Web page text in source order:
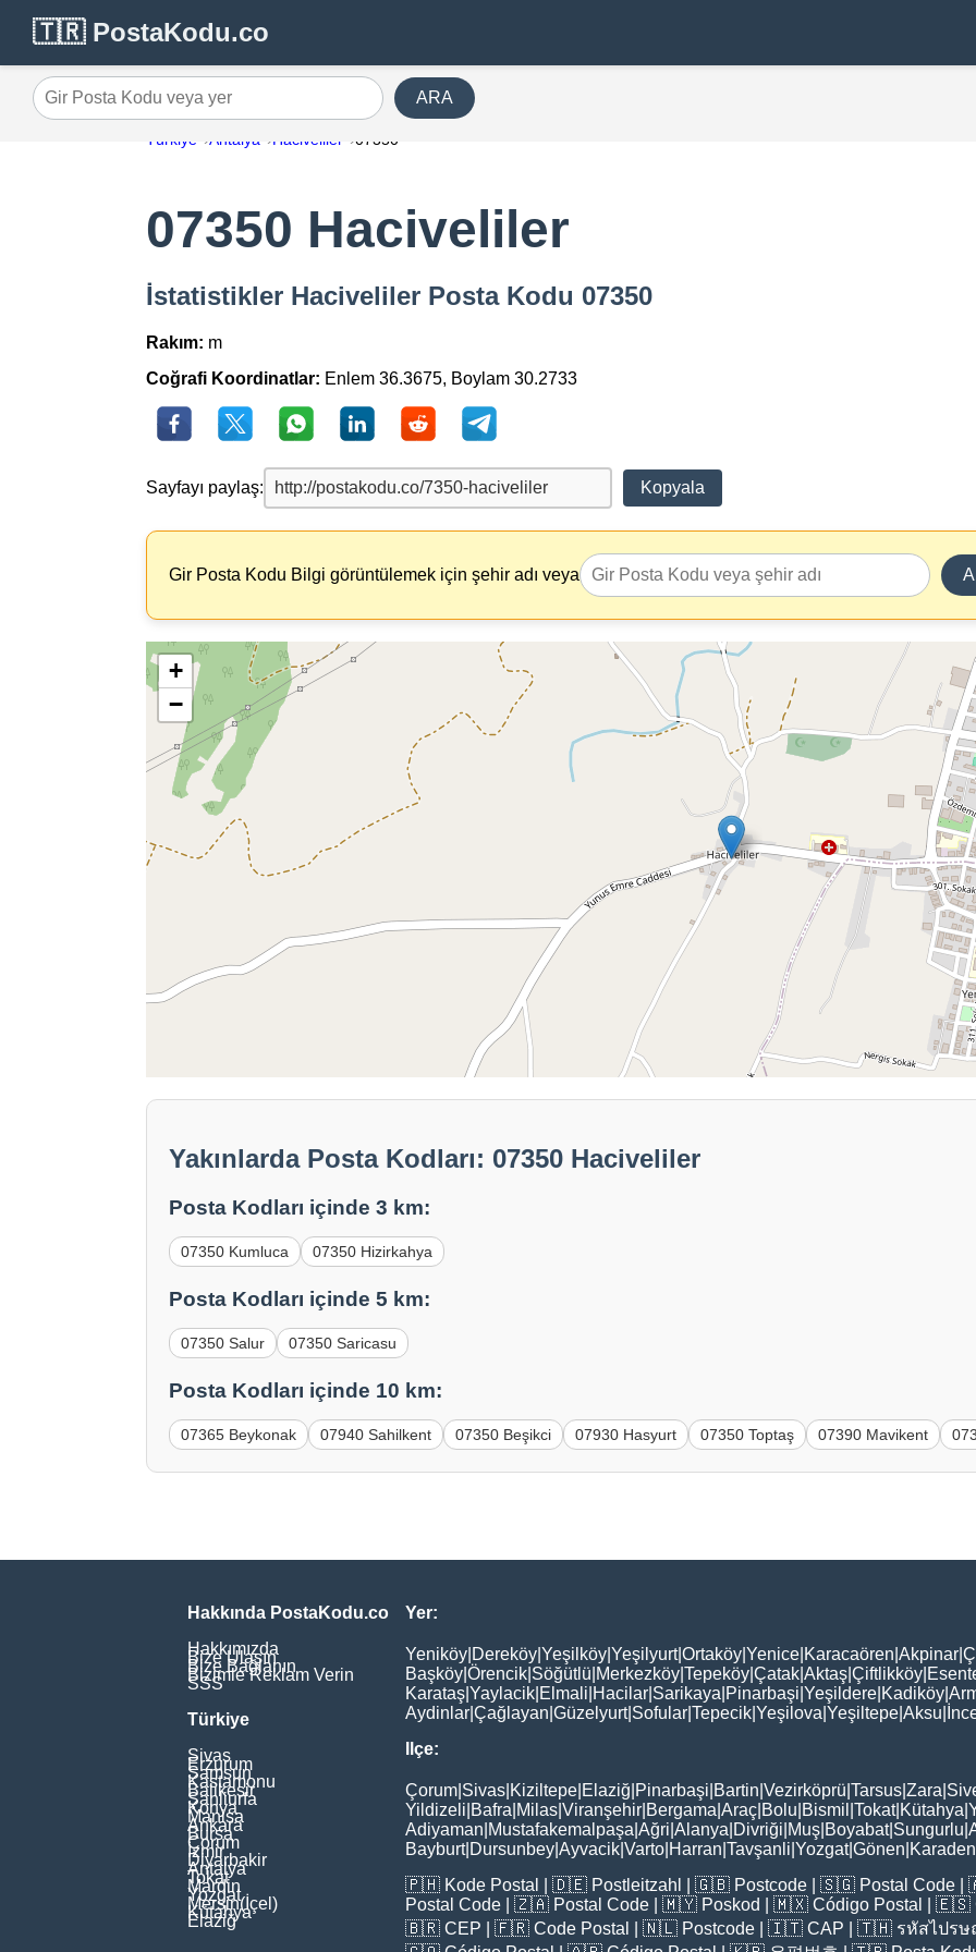
🇹🇷 PostaKodu.co
Gir Posta Kodu veya yer ARA
Türkiye Antalya Haciveliler 07350
07350 Haciveliler
İstatistikler Haciveliler Posta Kodu 07350
Rakım: m
Coğrafi Koordinatlar: Enlem 36.3675, Boylam 30.2733
Sayfayı paylaş: Kopyala
Gir Posta Kodu Bilgi görüntülemek için şehir adı veya
+
−
Yakınlarda Posta Kodları: 07350 Haciveliler
Posta Kodları içinde 3 km:
07350 Kumluca 07350 Hizirkahya
Posta Kodları içinde 5 km:
07350 Salur 07350 Saricasu
Posta Kodları içinde 10 km:
07365 Beykonak 07940 Sahilkent 07350 Beşikci 07930 Hasyurt 07350 Toptaş 07390 Mavikent
Hakkında PostaKodu.co
Hakkımızda
Bize Ulaşın
Bize Bağlanın
Bizimle Reklam Verin
SSS
Türkiye
Sivas
Erzurum
Samsun
Kastamonu
Balikesir
Şanliurfa
Konya
Manisa
Ankara
Bursa
Çorum
İzmir
Diyarbakir
Antalya
Tokat
Mardin
Yozgat
Mersin(İçel)
Kütahya
Elaziğ
Yer:
Yeniköy Dereköy Yeşilköy Yeşilyurt|Ortaköy Yenice Karacaören Akpinar
Başköy Örencik Söğütlü Merkezköy Tepeköy Çatak Aktaş Çiftlikköy
Karataş Yaylacik Elmali Hacilar Sarikaya Pinarbaşi Yeşildere Kadiköy
Aydinlar Çağlayan Güzelyurt| Sofular Tepecik Yeşilova Yeşiltepe Aksu
Ilçe:
Çorum Sivas Kiziltepe Elaziğ Pinarbaşi Bartin Vezirköprü Tarsus Zara
Yildizeli Bafra Milas Viranşehir Bergama Araç Bolu Bismil Tokat| Kütahya
Adiyaman Mustafakemalpaşa Ağri Alanya Divriği Muş Boyabat| Sungurlu
Bayburt| Dursunbey Ayvacik Varto Harran Tavşanli Yozgat|Gönen
🇵🇭 Kode Postal | 🇩🇪 Postleitzahl | 🇬🇧 Postcode | 🇸🇬 Postal Code |
Postal Code | 🇿🇦 Postal Code | 🇲🇾 Poskod | 🇲🇽 Código Postal | 🇪🇸
🇧🇷 CEP | 🇫🇷 Code Postal | 🇳🇱 Postcode | 🇮🇹 CAP | 🇹🇭 รหัสไปร